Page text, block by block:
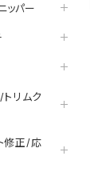
ッパー
リムク
修正/応